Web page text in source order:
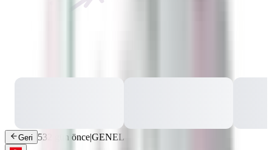
Geri 532 gün önce|GENEL